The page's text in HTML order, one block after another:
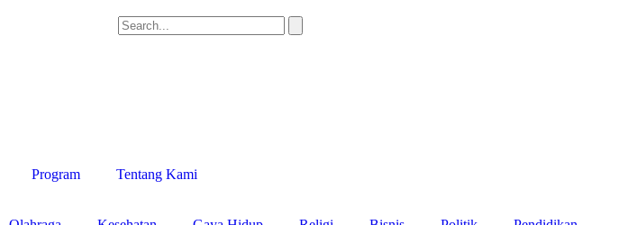
Program Tentang Kami